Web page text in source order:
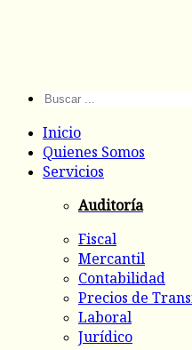
Inicio
Quienes Somos
Servicios
Auditoría
Fiscal
Mercantil
Contabilidad
Precios de
Laboral
Jurídico